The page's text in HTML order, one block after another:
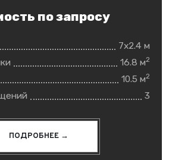
по запросу
7x2.4 м
16.8 м2
10.5 м2
3
ПОДРОБНЕЕ →